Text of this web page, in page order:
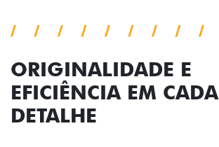
ORIGINALIDADE E
EFICIÊNCIA EM CADA
DETALHE